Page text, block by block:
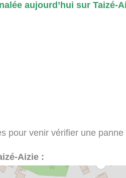
aujourd’hui sur Taizé-
pour venir vérifier une panne
Aizie :